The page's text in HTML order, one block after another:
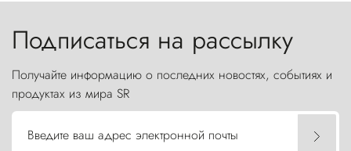
Подписаться на рассылку
Получайте информацию о последних новостях, событиях и
продуктах из мира SR
Введите ваш адрес электронной почты